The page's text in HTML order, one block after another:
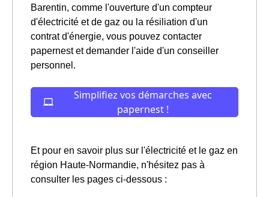
Barentin, comme l'ouverture d'un compteur
d'électricité et de gaz ou la résiliation d'un
contrat d'énergie, vous pouvez contacter
papernest et demander l'aide d'un conseiller
personnel.
Et pour en savoir plus sur l'électricité et le gaz en
région Haute-Normandie, n'hésitez pas à
consulter les pages ci-dessous :